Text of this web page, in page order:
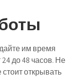
им время
до 48 часов. Не
открывать